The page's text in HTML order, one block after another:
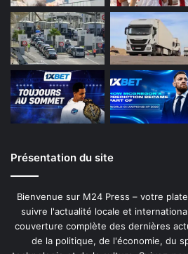
Présentation du site
Bienvenue sur M24 Press – votre
suivre l'actualité locale et
couverture complète des dernières
de la politique, de l'économie, du